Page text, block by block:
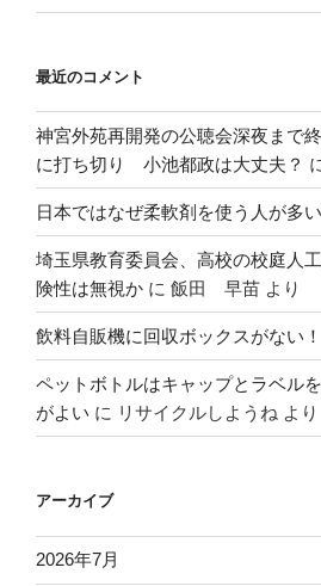
最近のコメント
神宮外苑再開発の公聴会深夜まで
に打ち切り 小池都政は大丈夫？
日本ではなぜ柔軟剤を使う人が多
埼玉県教育委員会、高校の校庭人
険性は無視か に 飯田 早苗 より
飲料自販機に回収ボックスがない！
ペットボトルはキャップとラベル
がよい に リサイクルしようね より
アーカイブ
2026年7月